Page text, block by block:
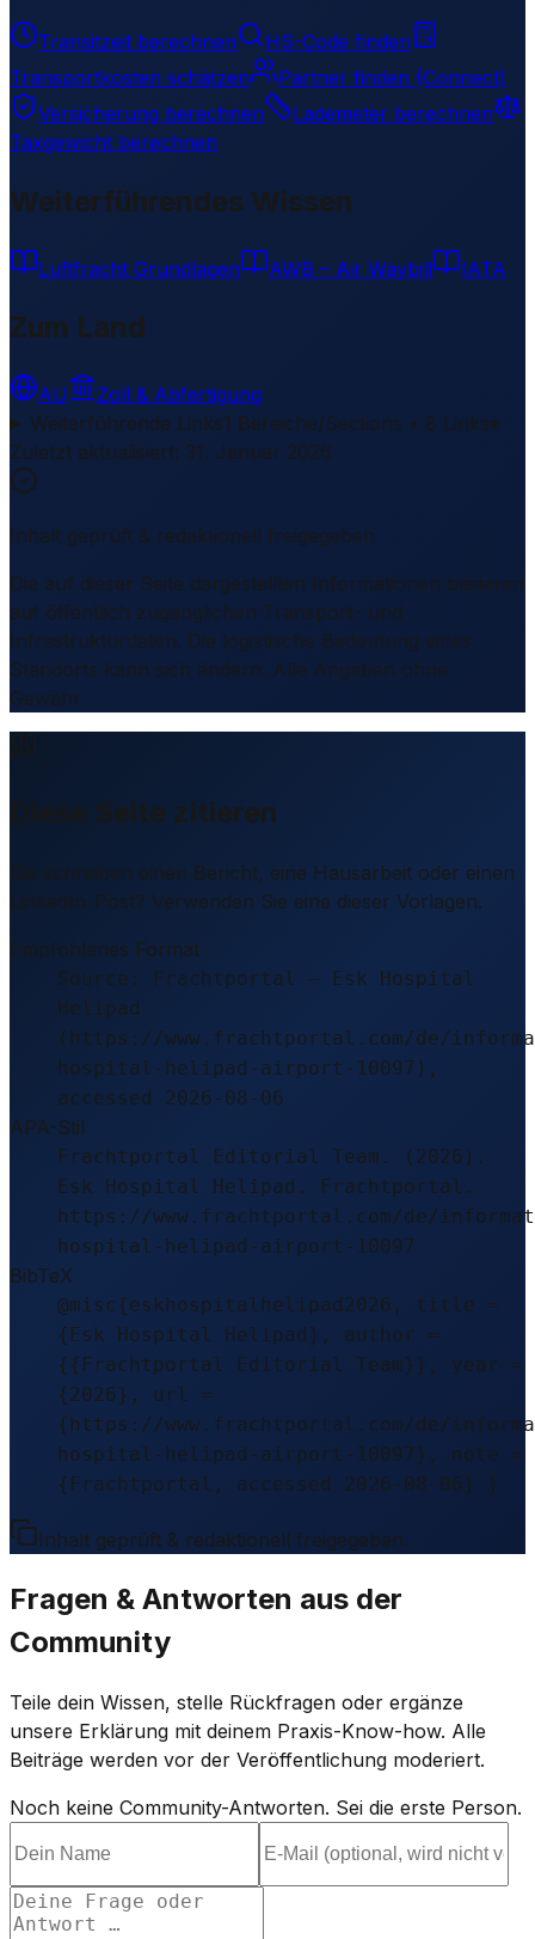
Transitzeit berechnen
HS-Code finden
Transportkosten schätzen
Partner finden (Connect)
Versicherung berechnen
Lademeter berechnen
Taxgewicht berechnen
Weiterführendes Wissen
Luftfracht Grundlagen AWB – Air Waybill IATA
Zum Land
AU
Zoll & Abfertigung
Weiterführende Links1 Bereiche/Sections • 8 Links▾
Zuletzt aktualisiert: 31. Januar 2026
Inhalt geprüft & redaktionell freigegeben
Die auf dieser Seite dargestellten Informationen basieren
auf öffentlich zugänglichen Transport- und
Infrastrukturdaten. Die logistische Bedeutung eines
Standorts kann sich ändern. Alle Angaben ohne
Gewähr.
Diese Seite zitieren
Sie schreiben einen Bericht, eine Hausarbeit oder einen
LinkedIn-Post? Verwenden Sie eine dieser Vorlagen.
Empfohlenes Format
Source: Frachtportal – Esk Hospital
Helipad
(https://www.frachtportal.com/de/
hospital-helipad-airport-10097),
accessed 2026-08-06
APA-Stil
Frachtportal Editorial Team. (2026).
Esk Hospital Helipad. Frachtportal.
https://www.frachtportal.com/de/
hospital-helipad-airport-10097
BibTeX
@misc{eskhospitalhelipad2026, title =
{Esk Hospital Helipad}, author =
{{Frachtportal Editorial Team}}, year =
{2026}, url =
{https://www.frachtportal.com/de/
hospital-helipad-airport-10097}, note =
{Frachtportal, accessed 2026-08-06} }
Inhalt geprüft & redaktionell freigegeben.
Fragen & Antworten aus der
Community
Teile dein Wissen, stelle Rückfragen oder ergänze
unsere Erklärung mit deinem Praxis-Know-how. Alle
Beiträge werden vor der Veröffentlichung moderiert.
Noch keine Community-Antworten. Sei die erste Person.